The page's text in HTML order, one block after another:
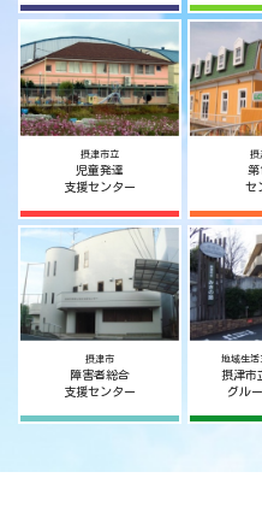
摂津市立
児童発達
支援センター
摂
第
セ
摂津市
障害者総合
支援センター
地域生活
摂津市
グル